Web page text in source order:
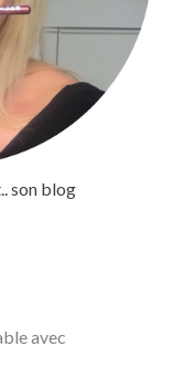
son blog
avec